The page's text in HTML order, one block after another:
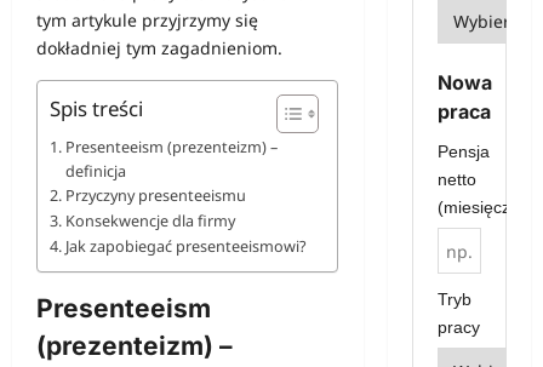
tym artykule przyjrzymy się
dokładniej tym zagadnieniom.
Spis treści
Presenteeism (prezenteizm) –
definicja
Przyczyny presenteeismu
Konsekwencje dla firmy
Jak zapobiegać presenteeismowi?
Presenteeism
(prezenteizm) –
Nowa
praca
Pensja
netto
(miesięcznie)
Tryb
pracy